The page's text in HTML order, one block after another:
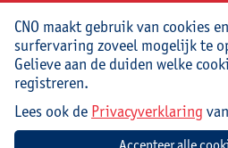
Jouw bijdrage: 69 EUR.
Inlichtingen bij: Reinhilde
Datum Beginuur
CNO maakt gebruik van cookies
surfervaring zoveel mogelijk te
Gelieve aan de duiden welke
registreren.
Lees ook de Privacyverklaring